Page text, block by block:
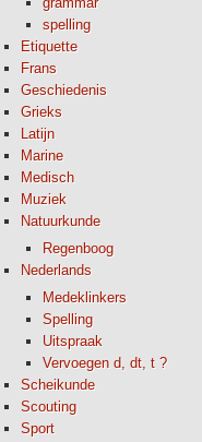
spelling
Etiquette
Frans
Geschiedenis
Grieks
Latijn
Marine
Medisch
Muziek
Natuurkunde
Regenboog
Nederlands
Medeklinkers
Spelling
Uitspraak
Vervoegen d, dt, t ?
Scheikunde
Scouting
Sport